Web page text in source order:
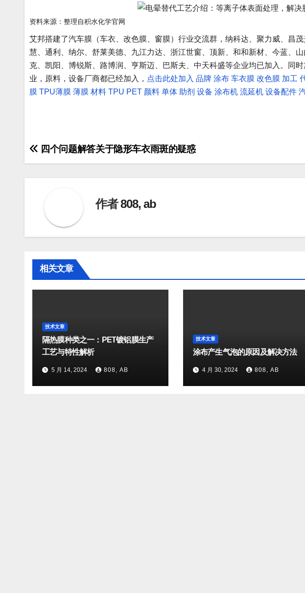
资料来源：整理自积水化学官网
艾邦搭建了汽车膜（车衣、改色膜、窗膜）行业交流群，纳科达、聚力威、昌
慧、通利、纳尔、舒莱美德、九江力达、浙江世窗、顶新、和和新材、今蓝、
克、凯阳、博锐斯、路博润、亨斯迈、巴斯夫、中天科盛等企业均已加入。同时
业，原料，设备厂商都已经加入， 点击此处加入 品牌 涂布 车衣膜 改色膜 加工
膜 TPU薄膜 薄膜 材料 TPU PET 颜料 单体 助剂 设备 涂布机 流延机 设备配件
文四个问题解答关于隐形车衣雨斑的疑惑
作者808, ab
相关文章
技术文章
隔热膜种类之一：PET镀铝膜生产
工艺与特性解析
5 月 14, 2024 808, AB
技术文章
涂布产生气泡的原因及解决方法
4 月 30, 2024 808, AB